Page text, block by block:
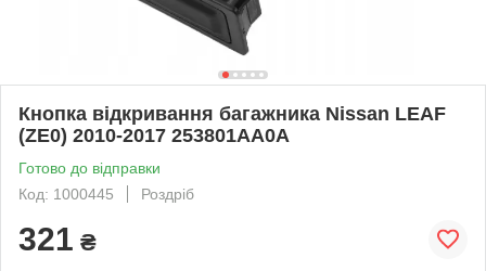
Кнопка відкривання багажника Nissan LEAF
(ZE0) 2010-2017 253801AA0A
Готово до відправки
Код: 1000445
Роздріб
321 ₴